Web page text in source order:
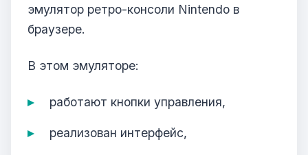
эмулятор ретро-консоли Nintendo в
браузере.
В этом эмуляторе:
работают кнопки управления,
реализован интерфейс,